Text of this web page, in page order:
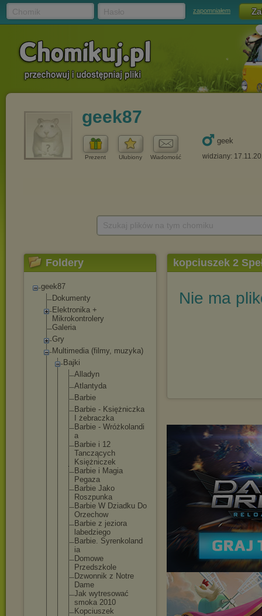
zapomniałem
geek87
Prezent Ulubiony Wiadomość
geek
widziany:
Foldery
geek87
Dokumenty
Elektronika +
Mikrokontrolery
Galeria
Gry
Multimedia (filmy, muzyka)
Bajki
Alladyn
Atlantyda
Barbie
Barbie - Księżniczka
I żebraczka
Barbie - Wróżkolandi
a
Barbie i 12
Tanczących
Księżniczek
Barbie i Magia
Pegaza
Barbie Jako
Roszpunka
Barbie W Dziadku Do
Orzechow
Barbie z jeziora
labedziego
Barbie. Syrenkoland
ia
Domowe
Przedszkole
Dzwonnik z Notre
Dame
Jak wytresować
smoka 2010
Kopciuszek
kopciuszek 2
Nie ma